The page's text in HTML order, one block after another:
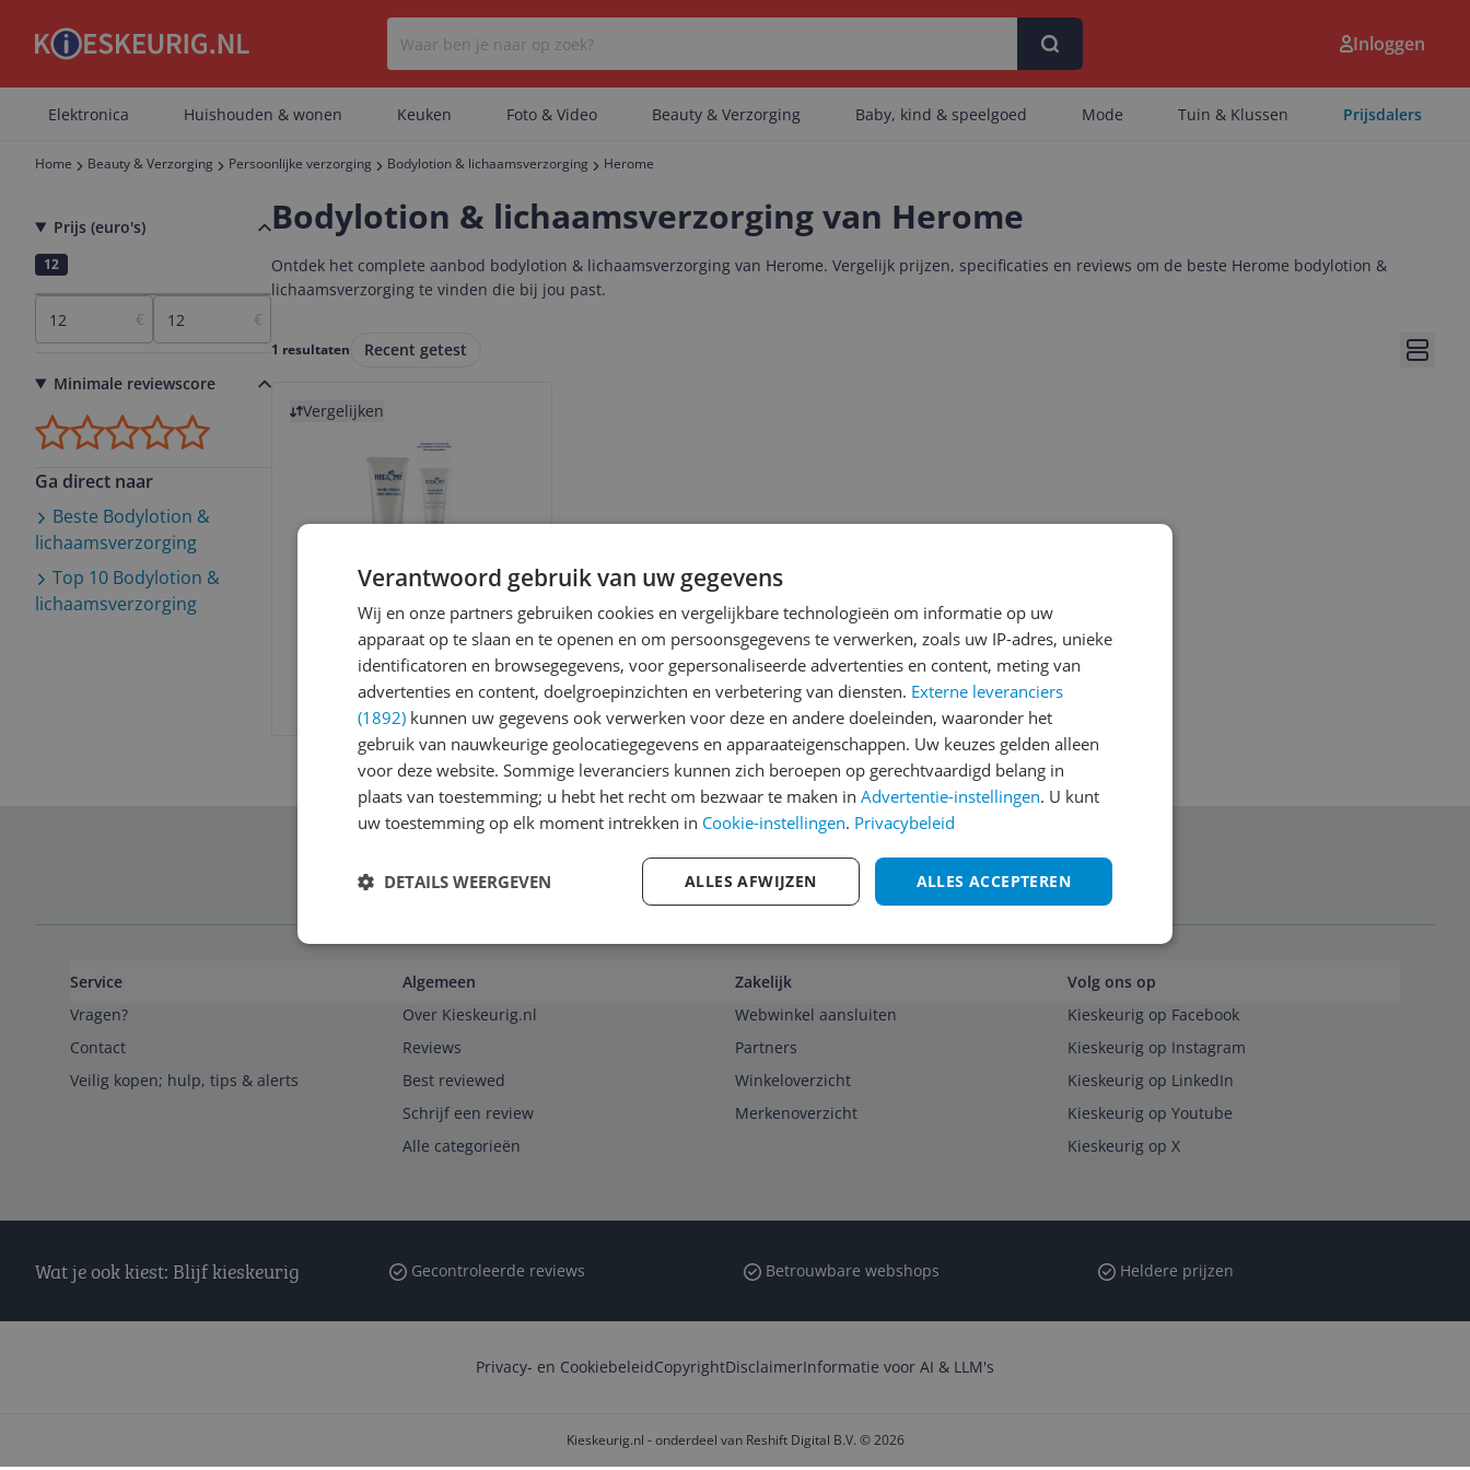
Er zijn geen categorieën gevonden.
Er zijn geen producten gevonden.
Inloggen
Elektronica Huishouden & wonen Keuken Foto & Video Beauty & Verzorging Baby, kind & speelgoed Mode Tuin & Klussen Prijsdalers
Home Beauty & Verzorging Persoonlijke verzorging Bodylotion & lichaamsverzorging Herome
Prijs (euro's)
12
€ €
Minimale reviewscore
Ga direct naar
Beste Bodylotion &
lichaamsverzorging
Top 10 Bodylotion &
lichaamsverzorging
Bodylotion & lichaamsverzorging van Herome
Ontdek het complete aanbod bodylotion & lichaamsverzorging van Herome. Vergelijk prijzen, specificaties en reviews om de beste Herome bodylotion &
lichaamsverzorging te vinden die bij jou past.
1 resultaten Recent getest
Vergelijken
Herome Hand Cream
Sensitive 75ml
v.a. € 11,94
5 prijzen
Ga naar goedkoopste
Aanmelden
Service
Vragen?
Contact
Veilig kopen; hulp, tips & alerts
Algemeen
Over Kieskeurig.nl
Reviews
Best reviewed
Schrijf een review
Alle categorieën
Zakelijk
Webwinkel aansluiten
Partners
Winkeloverzicht
Merkenoverzicht
Volg ons op
Kieskeurig op Facebook
Kieskeurig op Instagram
Kieskeurig op LinkedIn
Kieskeurig op Youtube
Kieskeurig op X
Wat je ook kiest: Blijf kieskeurig Gecontroleerde reviews Betrouwbare webshops Heldere prijzen
Privacy- en CookiebeleidCopyrightDisclaimerInformatie voor AI & LLM's
Kieskeurig.nl - onderdeel van Reshift Digital B.V. © 2026
Verantwoord gebruik van uw gegevens
Wij en onze partners gebruiken cookies en vergelijkbare technologieën om informatie op uw
apparaat op te slaan en te openen en om persoonsgegevens te verwerken, zoals uw IP-adres, unieke
identificatoren en browsegegevens, voor gepersonaliseerde advertenties en content, meting van
advertenties en content, doelgroepinzichten en verbetering van diensten. Externe leveranciers
(1892) kunnen uw gegevens ook verwerken voor deze en andere doeleinden, waaronder het
gebruik van nauwkeurige geolocatiegegevens en apparaateigenschappen. Uw keuzes gelden alleen
voor deze website. Sommige leveranciers kunnen zich beroepen op gerechtvaardigd belang in
plaats van toestemming; u hebt het recht om bezwaar te maken in Advertentie-instellingen. U kunt
uw toestemming op elk moment intrekken in Cookie-instellingen. Privacybeleid
ALLES ACCEPTEREN
ALLES AFWIJZEN
DETAILS WEERGEVEN